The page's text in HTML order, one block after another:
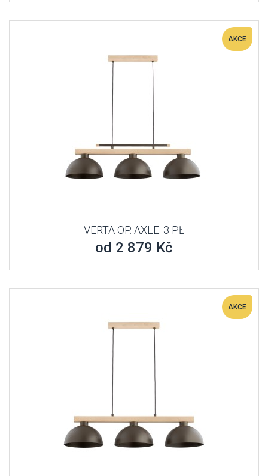
AKCE
VERTA OP. AXLE. 3 PŁ
od 2 879 Kč
AKCE